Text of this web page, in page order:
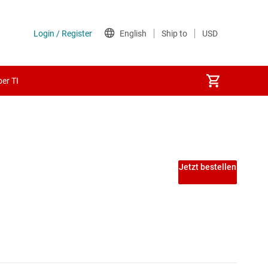
TI
Jetzt bestellen